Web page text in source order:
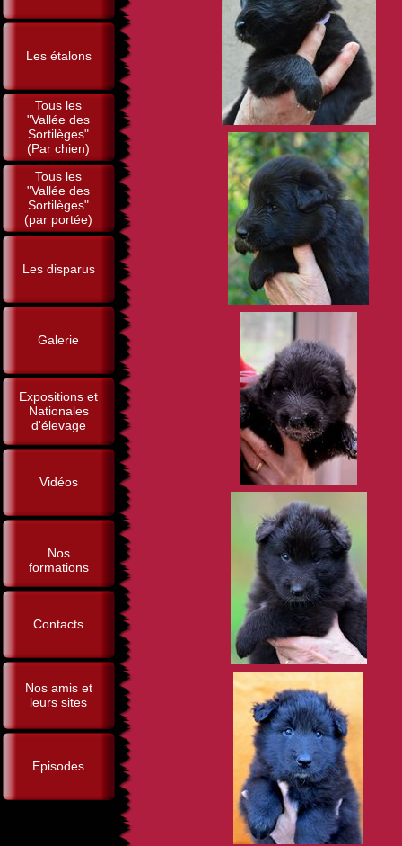
Les étalons
Tous les
"Vallée des
Sortilèges"
(Par chien)
Tous les
"Vallée des
Sortilèges"
(par portée)
Les disparus
Galerie
Expositions et
Nationales
d'élevage
Vidéos
Nos
formations
Contacts
Nos amis et
leurs sites
Episodes